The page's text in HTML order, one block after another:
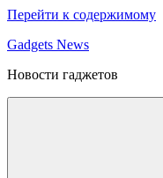
Перейти к содержимому
Gadgets News
Новости гаджетов